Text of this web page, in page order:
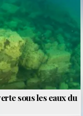
sous les eaux du